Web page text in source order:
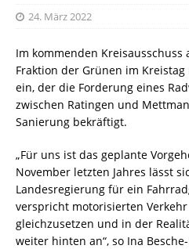
24. März 2022
Im kommenden Kreisausschuss
Fraktion der Grünen im
ein, der die Forderung eines
zwischen Ratingen und
Sanierung bekräftigt.
„Für uns ist das geplante
November letzten Jahres lässt
Landesregierung für ein
verspricht motorisierten
gleichzusetzen und in der
weiter hinten an“, so Ina